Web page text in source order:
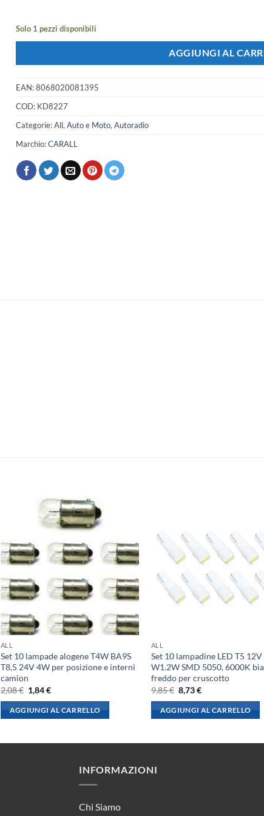
238,00 €.
Solo 1 pezzi disponibili
AGGIUNGI AL
EAN:8068020081395
COD: KD8227
Categorie:All, Auto e Moto, Autoradio
Marchio:CARALL
ALL
Set 10 lampade alogene T4W BA9S
T8,5 24V 4W per posizione e interni
camion
2,08€ Il
prezzo
originale
era:
1,84€Il
attuale
è:
AGGIUNGI AL CARRELLO
ALL
Set 10 lampadine LED T5 12V
W1.2W SMD 5050, 6000K
freddo per cruscotto
9,85€ Il
prezzo
originale
era:
8,73€Il
attuale
è:
AGGIUNGI AL CARRELLO
INFORMAZIONI
Chi Siamo